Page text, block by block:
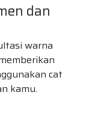
dan
warna
cat
kamu.